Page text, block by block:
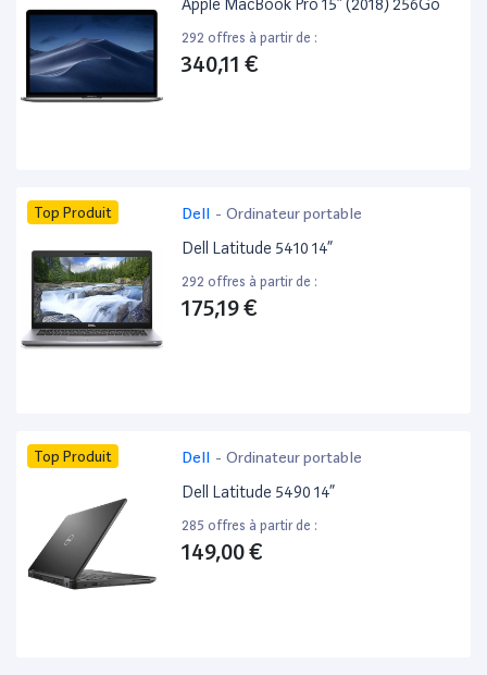
Apple MacBook Pro 15” (2018) 256Go
292 offres à partir de :
340,11 €
Top Produit Dell - Ordinateur portable
Dell Latitude 5410 14”
292 offres à partir de :
175,19 €
Top Produit Dell - Ordinateur portable
Dell Latitude 5490 14”
285 offres à partir de :
149,00 €